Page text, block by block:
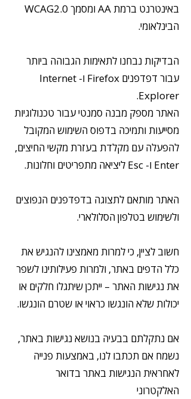
באינטרנט ברמת AA ומסמך WCAG2.0
הבינלאומי.
הבדיקות נבחנו לתאימות הגבוהה ביותר
עבור דפדפנים Firefox ו- Internet
Explorer.
האתר מספק מבנה סמנטי עבור טכנולוגיות
מסייעות ותמיכה בדפוס השימוש המקובל
להפעלה עם מקלדת בעזרת מקשי החיצים,
Enter ו- Esc ליציאה מתפריטים וחלונות.
האתר מותאם לתצוגה בדפדפנים הנפוצים
ולשימוש בטלפון הסלולארי.
חשוב לציין, כי למרות מאמצינו להנגיש את
כלל הדפים באתר, ולמרות פעילותינו לשפר
את נגישות האתר – ייתכן שיתגלו חלקים או
יכולות שלא הונגשו כראוי או שטרם הונגשו.
אם נתקלתם בבעיה בנושא נגישות באתר,
נשמח אם תכתבו לנו, באמצעות פנייה
לאחראית הנגישות באתר בדואר
האלקטרוני